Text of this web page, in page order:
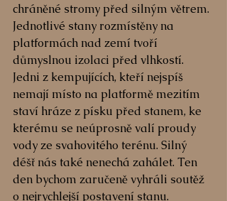
chráněné stromy před silným větrem.
Jednotlivé stany rozmístěny na
platformách nad zemí tvoří
důmyslnou izolaci před vlhkostí.
Jedni z kempujících, kteří nejspíš
nemají místo na platformě mezitím
staví hráze z písku před stanem, ke
kterému se neúprosně valí proudy
vody ze svahovitého terénu. Silný
déšť nás také nenechá zahálet. Ten
den bychom zaručeně vyhráli soutěž
o nejrychlejší postavení stanu.